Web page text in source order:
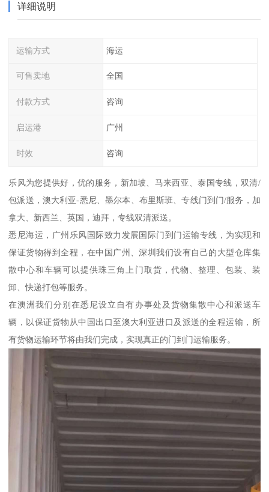
详细说明
运输方式 海运
可售卖地 全国
付款方式 咨询
启运港 广州
时效 咨询
乐风为您提供好，优的服务，新加坡、马来西亚、泰国专线，双清/
包派送，澳大利亚-悉尼、墨尔本、布里斯班、专线门到门/服务，加
拿大、新西兰、英国，迪拜，专线双清派送。
悉尼海运，广州乐风国际致力发展国际门到门运输专线，为实现和
保证货物得到全程，在中国广州、深圳我们设有自己的大型仓库集
散中心和车辆可以提供珠三角上门取货，代物、整理、包装、装
卸、快递打包等服务。
在澳洲我们分别在悉尼设立自有办事处及货物集散中心和派送车
辆，以保证货物从中国出口至澳大利亚进口及派送的全程运输，所
有货物运输环节将由我们完成，实现真正的门到门运输服务。